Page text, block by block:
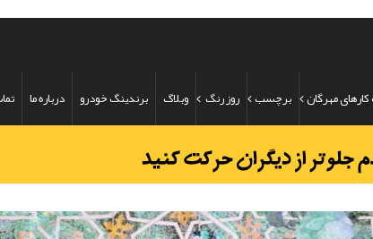
مهرگان برچسب روز رنگ وبلاگ برندینگ خودرو درباره ما